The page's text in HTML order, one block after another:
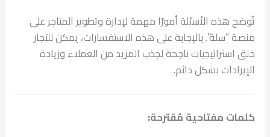
تُوضح هذه الأسئلة أمورًا مهمة لإدارة وتطوير المتاجر على
منصة “سلة”. بالإجابة على هذه الاستفسارات، يمكن للتجار
خلق استراتيجيات ناجحة لجذب المزيد من العملاء وزيادة
الإيرادات بشكل دائم.
كلمات مفتاحية مُقترحة: